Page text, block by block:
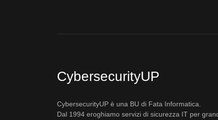
CybersecurityUP
CybersecurityUP è una BU di Fata Informatica.
Dal 1994 eroghiamo servizi di sicurezza IT per